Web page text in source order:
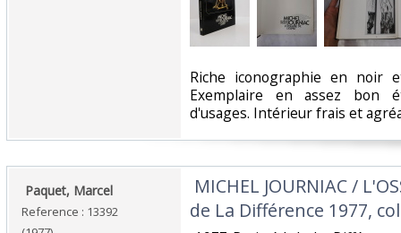
‎Riche iconographie en noir
Exemplaire en assez bon
d'usages. Intérieur frais et
‎ Paquet, Marcel ‎
Reference : 13392
MICHEL JOURNIAC /
de La Différence 1977,